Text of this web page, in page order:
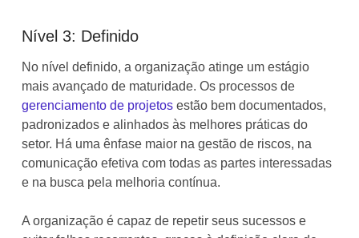
Nível 3: Definido
No nível definido, a organização atinge um estágio
mais avançado de maturidade. Os processos de
gerenciamento de projetos estão bem documentados,
padronizados e alinhados às melhores práticas do
setor. Há uma ênfase maior na gestão de riscos, na
comunicação efetiva com todas as partes interessadas
e na busca pela melhoria contínua.
A organização é capaz de repetir seus sucessos e